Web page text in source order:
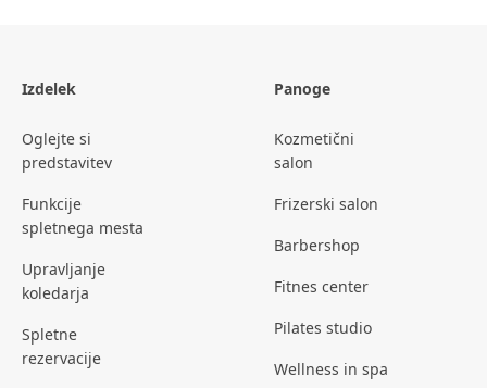
Izdelek
Oglejte si
predstavitev
Funkcije
spletnega mesta
Upravljanje
koledarja
Spletne
rezervacije
Panoge
Kozmetični
salon
Frizerski salon
Barbershop
Fitnes center
Pilates studio
Wellness in spa